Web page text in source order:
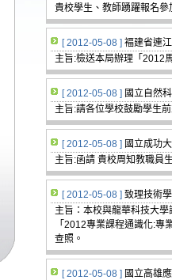
貴校學生、教師踴躍報名參
[ 2012-05-08 ] 褔建省連
主旨:檢送本局辦理「2012
[ 2012-05-08 ] 國立自然
主旨:請各位學校鼓勵學生
[ 2012-05-08 ] 國立成功
主旨:函請 貴校周知教職員
[ 2012-05-08 ] 致理技術
主旨：本校與龍華科技大
「2012專業課程通識化:
查照。
[ 2012-05-08 ] 國立高雄